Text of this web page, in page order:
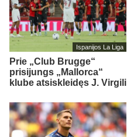
Ispanijos La Liga
Prie „Club Brugge“
prisijungs „Mallorca“
klube atsiskleidęs J. Virgili